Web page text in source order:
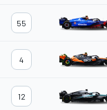
55
4
12